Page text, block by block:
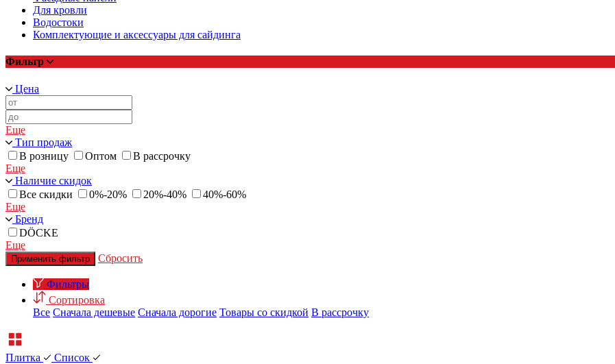
Для кровли
Водостоки
Комплектующие и аксессуары для сайдинга
Фильтр
Цена
Еще
Тип продаж
В розницу
Оптом
В рассрочку
Еще
Наличие скидок
Все скидки
0%-20% 20%-40%
40%-60%
Еще
Бренд
DÖCKE
Еще
Применить фильтр Сбросить
Фильтры
Сортировка
Все Сначала дешевые Сначала дорогие Товары со скидкой В рассрочку
Плитка
Список